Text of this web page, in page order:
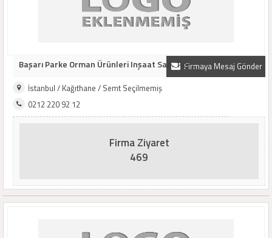
Firmaya Mesaj Gönder
Başarı Parke Orman Ürünleri Inşaat San. Tic. ..
İstanbul / Kağıthane / Semt Seçilmemiş
0212 220 92 12
Firma Ziyaret
469